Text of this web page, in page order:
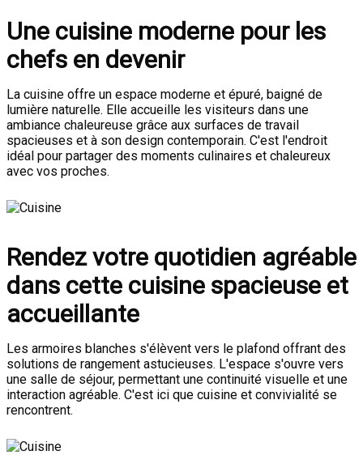
Une cuisine moderne pour les
chefs en devenir
La cuisine offre un espace moderne et épuré, baigné de
lumière naturelle. Elle accueille les visiteurs dans une
ambiance chaleureuse grâce aux surfaces de travail
spacieuses et à son design contemporain. C'est l'endroit
idéal pour partager des moments culinaires et chaleureux
avec vos proches.
Rendez votre quotidien agréable
dans cette cuisine spacieuse et
accueillante
Les armoires blanches s'élèvent vers le plafond offrant des
solutions de rangement astucieuses. L'espace s'ouvre vers
une salle de séjour, permettant une continuité visuelle et une
interaction agréable. C'est ici que cuisine et convivialité se
rencontrent.